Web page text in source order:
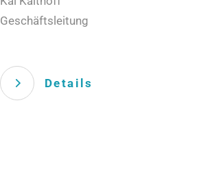
Geschäftsleitung
Details